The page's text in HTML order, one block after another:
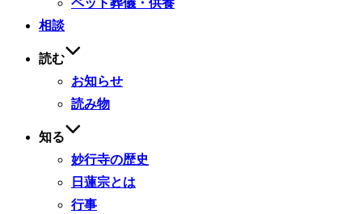
相談
読む
お知らせ
読み物
知る
妙行寺の歴史
日蓮宗とは
行事